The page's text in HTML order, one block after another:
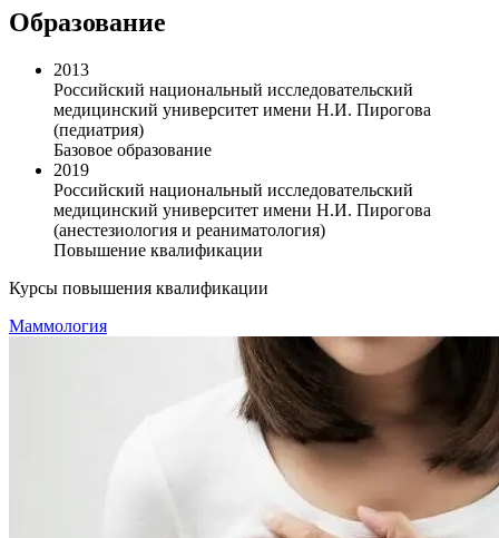
Образование
2013
Российский национальный исследовательский
медицинский университет имени Н.И. Пирогова
(педиатрия)
Базовое образование
2019
Российский национальный исследовательский
медицинский университет имени Н.И. Пирогова
(анестезиология и реаниматология)
Повышение квалификации
Курсы повышения квалификации
Маммология